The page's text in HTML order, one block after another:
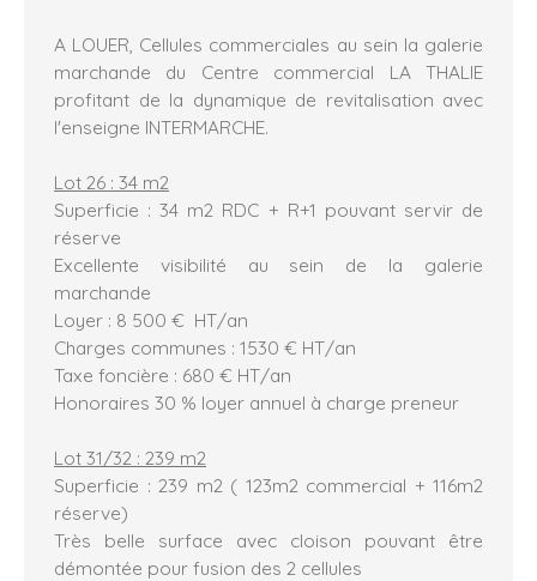
A LOUER, Cellules commerciales au sein la galerie
marchande du Centre commercial LA THALIE
profitant de la dynamique de revitalisation avec
l'enseigne INTERMARCHE.
Lot 26 : 34 m2
Superficie : 34 m2 RDC + R+1 pouvant servir de
réserve
Excellente visibilité au sein de la galerie
marchande
Loyer : 8 500 € HT/an
Charges communes : 1530 € HT/an
Taxe foncière : 680 € HT/an
Honoraires 30 % loyer annuel à charge preneur
Lot 31/32 : 239 m2
Superficie : 239 m2 ( 123m2 commercial + 116m2
réserve)
Très belle surface avec cloison pouvant être
démontée pour fusion des 2 cellules